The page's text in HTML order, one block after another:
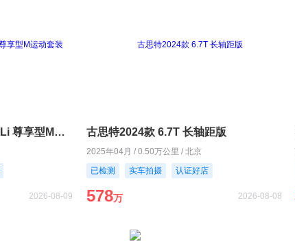
宝马X52022款 xDrive 30Li 尊享型M运动套装
2026-08-09
古思特2024款 6.7T 长轴距版
2025年04月 / 0.50万公里 / 北京
已检测
实车拍摄 认证好店
578万 2026-08-08